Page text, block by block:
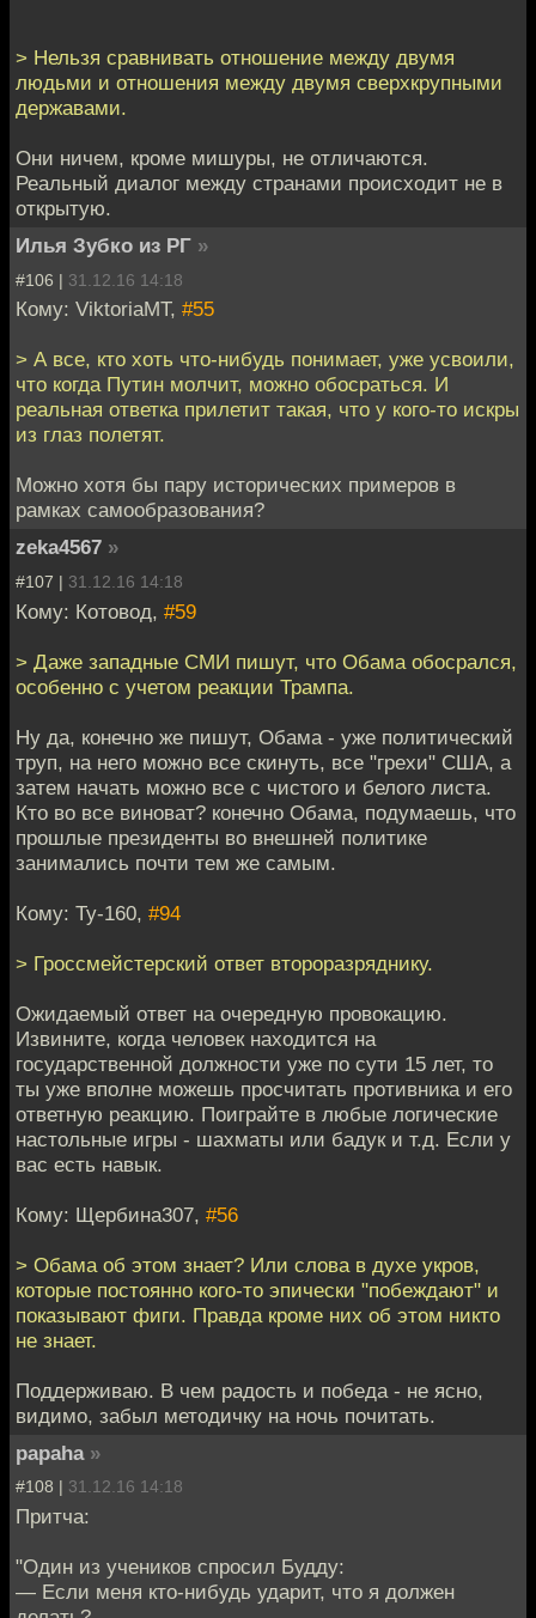
> Нельзя сравнивать отношение между двумя
людьми и отношения между двумя сверхкрупными
державами.
Они ничем, кроме мишуры, не отличаются.
Реальный диалог между странами происходит не в
открытую.
Илья Зубко из РГ »
#106 | 31.12.16 14:18
Кому: ViktoriaMT, #55
> А все, кто хоть что-нибудь понимает, уже усвоили,
что когда Путин молчит, можно обосраться. И
реальная ответка прилетит такая, что у кого-то искры
из глаз полетят.
Можно хотя бы пару исторических примеров в
рамках самообразования?
zeka4567 »
#107 | 31.12.16 14:18
Кому: Котовод, #59
> Даже западные СМИ пишут, что Обама обосрался,
особенно с учетом реакции Трампа.
Ну да, конечно же пишут, Обама - уже политический
труп, на него можно все скинуть, все "грехи" США, а
затем начать можно все с чистого и белого листа.
Кто во все виноват? конечно Обама, подумаешь, что
прошлые президенты во внешней политике
занимались почти тем же самым.
Кому: Ту-160, #94
> Гроссмейстерский ответ второразряднику.
Ожидаемый ответ на очередную провокацию.
Извините, когда человек находится на
государственной должности уже по сути 15 лет, то
ты уже вполне можешь просчитать противника и его
ответную реакцию. Поиграйте в любые логические
настольные игры - шахматы или бадук и т.д. Если у
вас есть навык.
Кому: Щербина307, #56
> Обама об этом знает? Или слова в духе укров,
которые постоянно кого-то эпически "побеждают" и
показывают фиги. Правда кроме них об этом никто
не знает.
Поддерживаю. В чем радость и победа - не ясно,
видимо, забыл методичку на ночь почитать.
papaha »
#108 | 31.12.16 14:18
Притча:
"Один из учеников спросил Будду:
— Если меня кто-нибудь ударит, что я должен